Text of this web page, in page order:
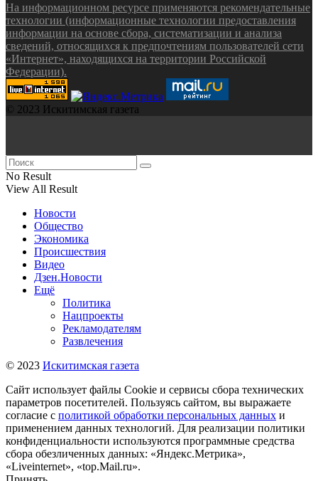
На информационном ресурсе применяются рекомендательные
технологии (информационные технологии предоставления
информации на основе сбора, систематизации и анализа
сведений, относящихся к предпочтениям пользователей сети
«Интернет», находящихся на территории Российской
Федерации).
© 2023 Искитимская газета
No Result
View All Result
Новости
Общество
Экономика
Происшествия
Видео
Дзен.Новости
Ещё
Политика
Нацпроекты
Рекламодателям
Развлечения
© 2023 Искитимская газета
Сайт использует файлы Cookie и сервисы сбора технических
параметров посетителей. Пользуясь сайтом, вы выражаете
согласие с политикой обработки персональных данных и
применением данных технологий. Для реализации политики
конфиденциальности используются программные средства
сбора обезличенных данных: «Яндекс.Метрика»,
«Liveinternet», «top.Mail.ru».